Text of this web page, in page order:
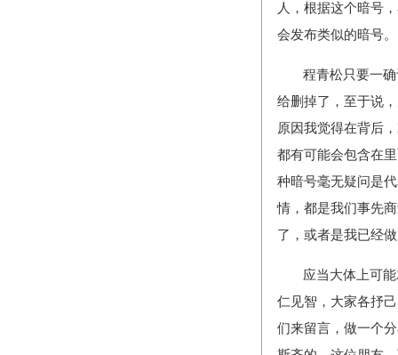
人，根据这个暗号
会发布类似的暗号。
程青松只要一
给删掉了，至于说
原因我觉得在背后
都有可能会包含在
种暗号毫无疑问是
情，都是我们事先
了，或者是我已经
应当大体上可
仁见智，大家各抒
们来留言，做一个